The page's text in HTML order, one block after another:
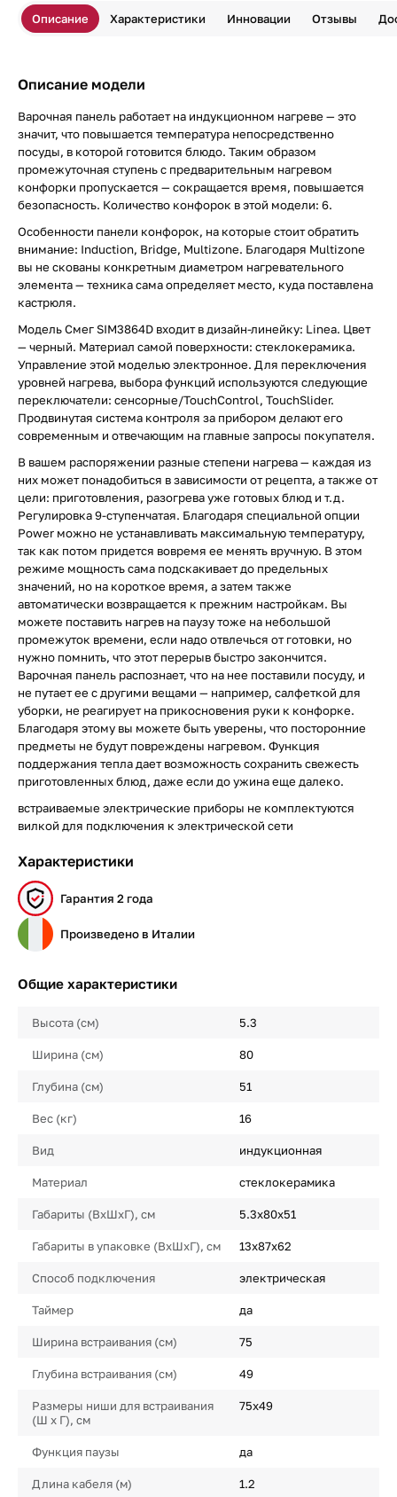
Описание Характеристики Инновации Отзывы
Описание модели
Варочная панель работает на индукционном нагреве — это
значит, что повышается температура непосредственно
посуды, в которой готовится блюдо. Таким образом
промежуточная ступень с предварительным нагревом
конфорки пропускается — сокращается время, повышается
безопасность. Количество конфорок в этой модели: 6.
Особенности панели конфорок, на которые стоит обратить
внимание: Induction, Bridge, Multizone. Благодаря Multizone
вы не скованы конкретным диаметром нагревательного
элемента — техника сама определяет место, куда поставлена
кастрюля.
Модель Смег SIM3864D входит в дизайн-линейку: Linea. Цвет
— черный. Материал самой поверхности: стеклокерамика.
Управление этой моделью электронное. Для переключения
уровней нагрева, выбора функций используются следующие
переключатели: сенсорные/TouchControl, TouchSlider.
Продвинутая система контроля за прибором делают его
современным и отвечающим на главные запросы покупателя.
В вашем распоряжении разные степени нагрева — каждая из
них может понадобиться в зависимости от рецепта, а также от
цели: приготовления, разогрева уже готовых блюд и т.д.
Регулировка 9-ступенчатая. Благодаря специальной опции
Power можно не устанавливать максимальную температуру,
так как потом придется вовремя ее менять вручную. В этом
режиме мощность сама подскакивает до предельных
значений, но на короткое время, а затем также
автоматически возвращается к прежним настройкам. Вы
можете поставить нагрев на паузу тоже на небольшой
промежуток времени, если надо отвлечься от готовки, но
нужно помнить, что этот перерыв быстро закончится.
Варочная панель распознает, что на нее поставили посуду, и
не путает ее с другими вещами — например, салфеткой для
уборки, не реагирует на прикосновения руки к конфорке.
Благодаря этому вы можете быть уверены, что посторонние
предметы не будут повреждены нагревом. Функция
поддержания тепла дает возможность сохранить свежесть
приготовленных блюд, даже если до ужина еще далеко.
встраиваемые электрические приборы не комплектуются
вилкой для подключения к электрической сети
Характеристики
Гарантия 2 года
Произведено в Италии
Общие характеристики
Высота (см) 5.3
Ширина (см) 80
Глубина (см) 51
Вес (кг) 16
Вид индукционная
Материал стеклокерамика
Габариты (ВхШхГ), см 5.3х80х51
Габариты в упаковке (ВхШхГ), см 13х87х62
Способ подключения электрическая
Таймер да
Ширина встраивания (см) 75
Глубина встраивания (см) 49
Размеры ниши для встраивания
(Ш х Г), см
75х49
Функция паузы да
Длина кабеля (м) 1.2